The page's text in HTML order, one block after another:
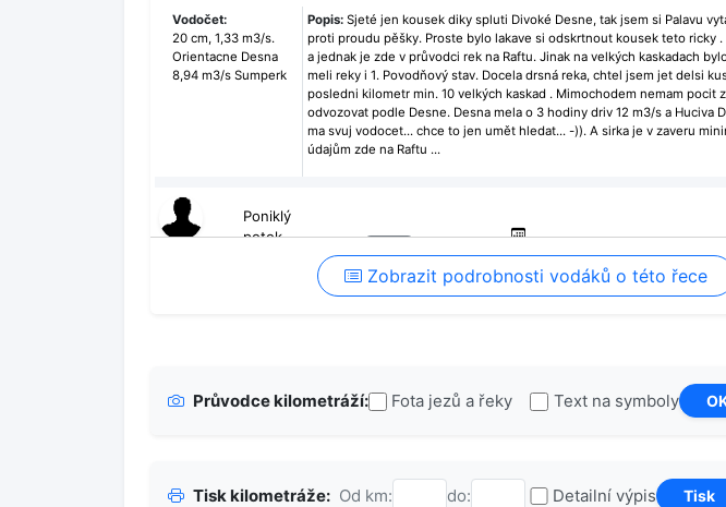
Vodočet:
20 cm, 1,33 m3/s.
Orientacne Desna
8,94 m3/s Sumperk
Popis: Sjeté jen kousek diky spluti Divoké Desne, tak jsem si Palavu
proti proudu pěšky. Proste bylo lakave si odskrtnout kousek teto ricky
a jednak je zde v průvodci rek na Raftu. Jinak na velkých kaskadach
meli reky i 1. Povodňový stav. Docela drsná reka, chtel jsem jet delsi
posledni kilometr min. 10 velkých kaskad . Mimochodem nemam pocit
odvozovat podle Desne. Desna mela o 3 hodiny driv 12 m3/s a Huciva
ma svuj vodocet... chce to jen umět hledat... -)). A sirka je v zaveru
údajům zde na Raftu ...
Poniklý
potok -
20.4.13
Zobrazit podrobnosti vodáků o této řece
Průvodce kilometráží: Fota jezů a řeky Text na symboly
Tisk kilometráže: Od km: do: Detailní výpis